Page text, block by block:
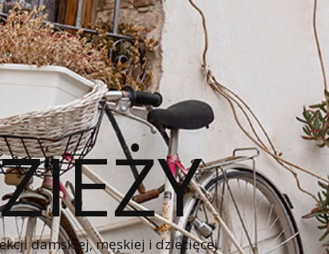
damskiej, męskiej i dziecięcej.